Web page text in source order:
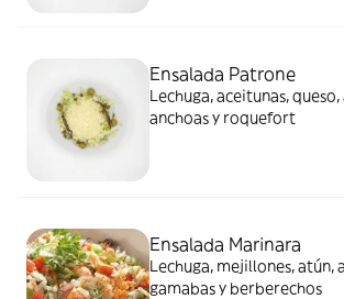
Ensalada Patrone
Lechuga, aceitunas,
anchoas y roquefort
Ensalada Marinara
Lechuga, mejillones, atún,
gamabas y berberechos